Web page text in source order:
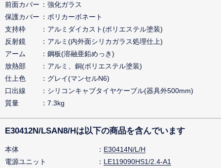
前面カバー
強化ガラス
保護カバー
ポリカーボネート
支持枠
アルミダイカスト(ポリエステル塗装)
反射鏡
アルミ(内外面シリカガラス処理仕上)
アーム
鋼板(溶融亜鉛めっき)
放熱部
アルミ、銅(ポリエステル塗装)
仕上色
グレイ(マンセルN6)
口出線
シリコンキャブタイヤケーブル(器具外500mm)
質量
7.3kg
E30412N/LSAN8/Hは以下の商品を含んでいます
本体
E30414N/L/H
電源ユニット
LE119090HS1/2.4-A1